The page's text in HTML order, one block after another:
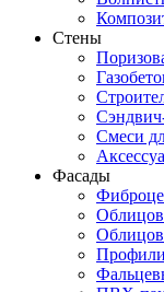
Стены
Смеси
Фасады